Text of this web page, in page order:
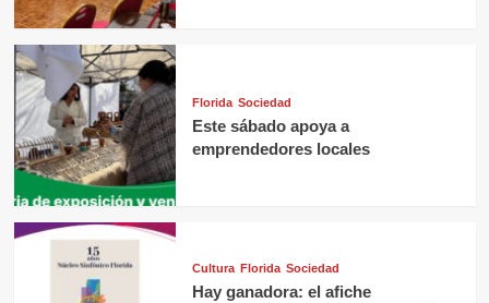
Florida Sociedad
Este sábado apoya a
emprendedores locales
Cultura Florida Sociedad
Hay ganadora: el afiche